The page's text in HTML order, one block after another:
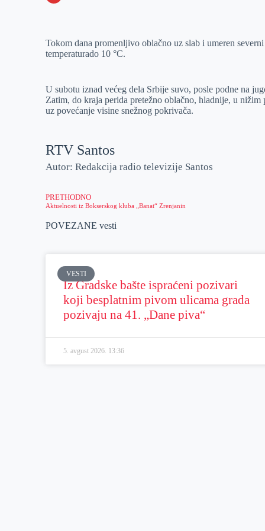
e
Is
p
a
Tokom dana promenljivo oblačno uz slab i umeren
temperaturado 10 °C.
U subotu iznad većeg dela Srbije suvo, posle podne na
Zatim, do kraja perida pretežno oblačno, hladnije, u nižim
uz povećanje visine snežnog pokrivača.
RTV Santos
Autor: Redakcija radio televizije Santos
PRETHODNO
Aktuelnosti iz Bokserskog kluba „Banat“ Zrenjanin
POVEZANE vesti
VESTI
Iz Gradske bašte ispraćeni pozivari
koji besplatnim pivom ulicama grada
pozivaju na 41. „Dane piva“
5. avgust 2026. 13:36